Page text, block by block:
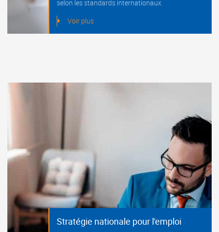
selon les standards internationaux.
Voir plus
Stratégie nationale pour l'emploi